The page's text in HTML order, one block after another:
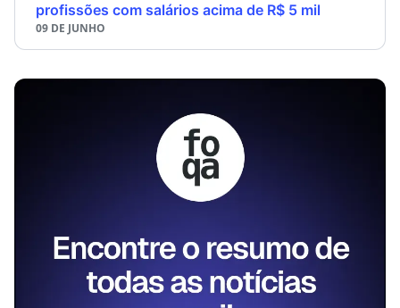
profissões com salários acima de R$ 5 mil
09 DE JUNHO